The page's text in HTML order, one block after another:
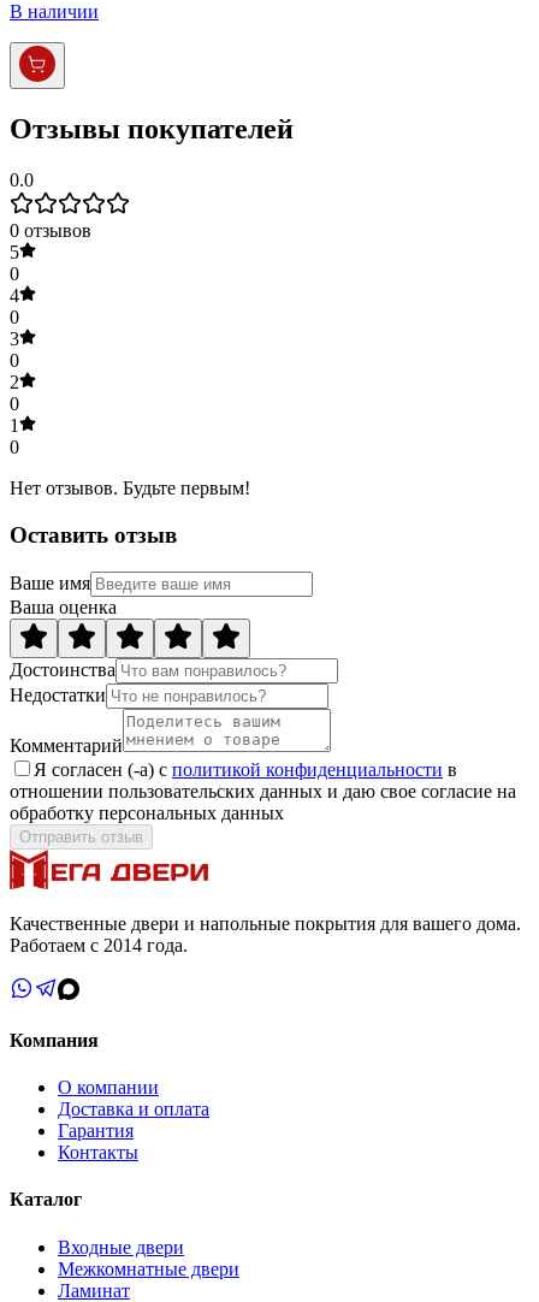
В наличии
Отзывы покупателей
0.0
0 отзывов
5
0
4
0
3
0
2
0
1
0
Нет отзывов. Будьте первым!
Оставить отзыв
Ваше имя
Ваша оценка
Достоинства
Недостатки
Комментарий
Я согласен (-а) с политикой конфиденциальности в
отношении пользовательских данных и даю свое согласие на
обработку персональных данных
Отправить отзыв
Качественные двери и напольные покрытия для вашего дома.
Работаем с 2014 года.
Компания
О компании
Доставка и оплата
Гарантия
Контакты
Каталог
Входные двери
Межкомнатные двери
Ламинат